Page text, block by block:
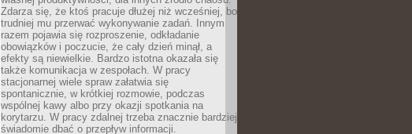
Zdarza się, że ktoś pracuje dłużej niż wcześniej, bo
trudniej mu przerwać wykonywanie zadań. Innym
razem pojawia się rozproszenie, odkładanie
obowiązków i poczucie, że cały dzień minął, a
efekty są niewielkie. Bardzo istotna okazała się
także komunikacja w zespołach. W pracy
stacjonarnej wiele spraw załatwia się
spontanicznie, w krótkiej rozmowie, podczas
wspólnej kawy albo przy okazji spotkania na
korytarzu. W pracy zdalnej trzeba znacznie bardziej
świadomie dbać o przepływ informacji.